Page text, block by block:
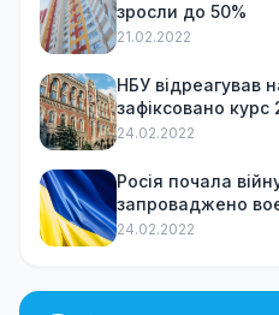
зросли до 50%
21.02.2022
НБУ відреагував
зафіксовано
обмежив зняття
24.02.2022
Росія почала
запроваджено
24.02.2022